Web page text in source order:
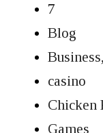
7
Blog
casino
Chicken
Games